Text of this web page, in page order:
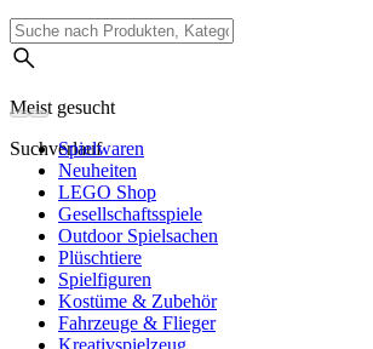
Meist gesucht
SuchverlaufSpielwaren
Neuheiten
LEGO Shop
Gesellschaftsspiele
Outdoor Spielsachen
Plüschtiere
Spielfiguren
Kostüme & Zubehör
Fahrzeuge & Flieger